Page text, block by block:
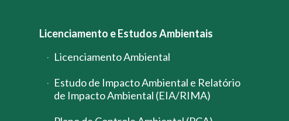
Licenciamento e Estudos Ambientais
Licenciamento Ambiental
Estudo de Impacto Ambiental e Relatório
de Impacto Ambiental (EIA/RIMA)